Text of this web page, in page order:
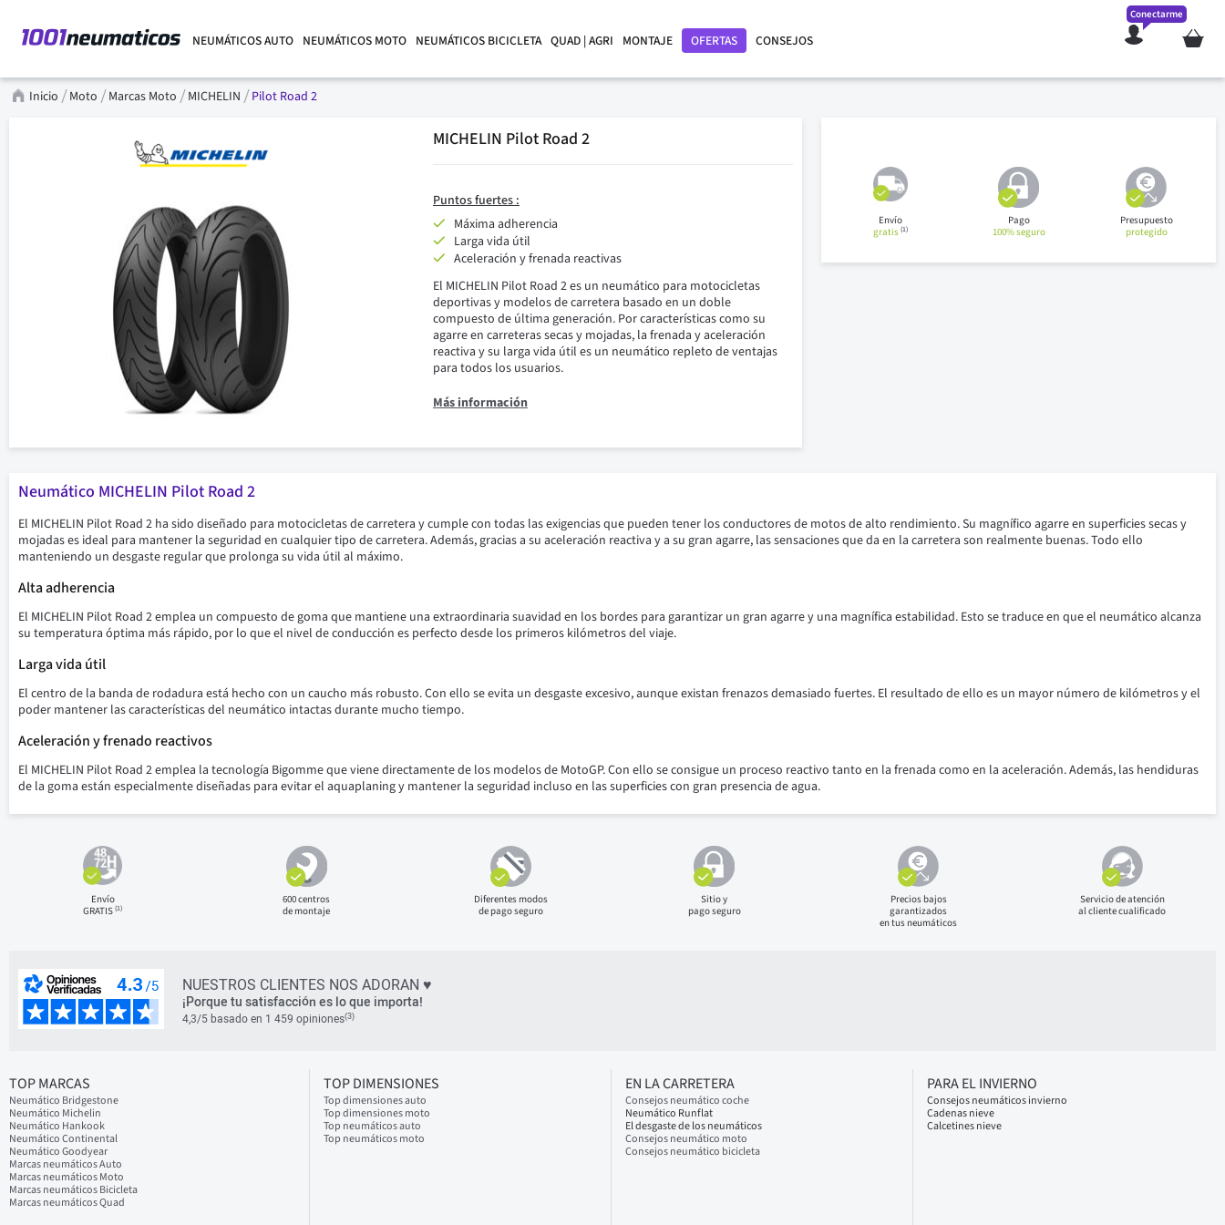
NEUMÁTICOS AUTO NEUMÁTICOS MOTO NEUMÁTICOS BICICLETA QUAD | AGRI MONTAJE OFERTAS CONSEJOS Mi cesta
Conectarme
Inicio Moto Marcas Moto MICHELIN Pilot Road 2
MICHELIN Pilot Road 2
Puntos fuertes :
Máxima adherencia
Larga vida útil
Aceleración y frenada reactivas
El MICHELIN Pilot Road 2 es un neumático para motocicletas
deportivas y modelos de carretera basado en un doble
compuesto de última generación. Por características como su
agarre en carreteras secas y mojadas, la frenada y aceleración
reactiva y su larga vida útil es un neumático repleto de ventajas
para todos los usuarios.
Más información
Envío
gratis(1)
Pago
100% seguro
Presupuesto
protegido
Neumático MICHELIN Pilot Road 2
El MICHELIN Pilot Road 2 ha sido diseñado para motocicletas de carretera y cumple con todas las exigencias que pueden tener los conductores de motos de alto rendimiento. Su magnífico agarre en superficies secas y
mojadas es ideal para mantener la seguridad en cualquier tipo de carretera. Además, gracias a su aceleración reactiva y a su gran agarre, las sensaciones que da en la carretera son realmente buenas. Todo ello
manteniendo un desgaste regular que prolonga su vida útil al máximo.
Alta adherencia
El MICHELIN Pilot Road 2 emplea un compuesto de goma que mantiene una extraordinaria suavidad en los bordes para garantizar un gran agarre y una magnífica estabilidad. Esto se traduce en que el neumático alcanza
su temperatura óptima más rápido, por lo que el nivel de conducción es perfecto desde los primeros kilómetros del viaje.
Larga vida útil
El centro de la banda de rodadura está hecho con un caucho más robusto. Con ello se evita un desgaste excesivo, aunque existan frenazos demasiado fuertes. El resultado de ello es un mayor número de kilómetros y el
poder mantener las características del neumático intactas durante mucho tiempo.
Aceleración y frenado reactivos
El MICHELIN Pilot Road 2 emplea la tecnología Bigomme que viene directamente de los modelos de MotoGP. Con ello se consigue un proceso reactivo tanto en la frenada como en la aceleración. Además, las hendiduras
de la goma están especialmente diseñadas para evitar el aquaplaning y mantener la seguridad incluso en las superficies con gran presencia de agua.
Envío
GRATIS(1)
600 centros
de montaje
Diferentes modos
de pago seguro
Sitio y
pago seguro
Precios bajos
garantizados
en tus neumáticos
Servicio de atención
al cliente cualificado
NUESTROS CLIENTES NOS ADORAN ♥
¡Porque tu satisfacción es lo que importa!
4,3/5 basado en 1 459 opiniones(3)
TOP MARCAS
Neumático Bridgestone
Neumático Michelin
Neumático Hankook
Neumático Continental
Neumático Goodyear
Marcas neumáticos Auto
Marcas neumáticos Moto
Marcas neumáticos Bicicleta
Marcas neumáticos Quad
TOP DIMENSIONES
Top dimensiones auto
Top dimensiones moto
Top neumáticos auto
Top neumáticos moto
EN LA CARRETERA
Consejos neumático coche
Neumático Runflat
El desgaste de los neumáticos
Consejos neumático moto
Consejos neumático bicicleta
PARA EL INVIERNO
Consejos neumáticos invierno
Cadenas nieve
Calcetines nieve